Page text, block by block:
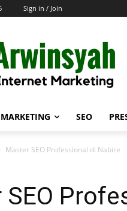
Sign in / Join
SEO
Master SEO Professional di Nabire